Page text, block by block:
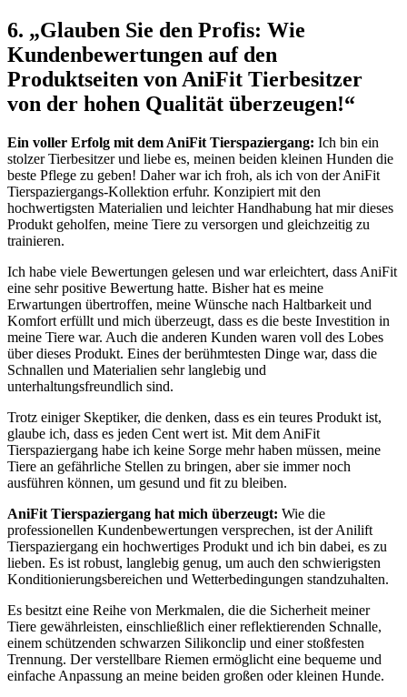
6. „Glauben Sie‌ den Profis: Wie
Kundenbewertungen auf den
‌Produktseiten von AniFit Tierbesitzer
von der hohen Qualität überzeugen!“
Ein voller⁢ Erfolg mit dem AniFit Tierspaziergang: Ich bin⁢ ein⁤
stolzer ⁢Tierbesitzer​ und liebe es, meinen beiden kleinen Hunden die
beste Pflege zu⁣ geben! Daher war ich froh, als ich von⁤ der AniFit
Tierspaziergangs-Kollektion erfuhr. Konzipiert mit‌ den
⁣hochwertigsten Materialien⁤ und⁢ leichter Handhabung hat mir dieses
Produkt geholfen, meine⁣ Tiere zu⁣ versorgen⁢ und gleichzeitig zu ​
trainieren.
Ich​ habe viele Bewertungen‌ gelesen und war erleichtert, dass AniFit⁣
eine sehr positive Bewertung hatte. Bisher hat es meine ​
Erwartungen übertroffen, meine Wünsche nach Haltbarkeit und
Komfort erfüllt und mich überzeugt, dass es die beste Investition in
meine Tiere war. Auch ‌die anderen Kunden waren voll des Lobes
über⁤ dieses Produkt. Eines der berühmtesten Dinge war, dass die‌
Schnallen und Materialien sehr langlebig und
unterhaltungsfreundlich sind. ‍
Trotz einiger Skeptiker, die denken, dass es ein teures Produkt ist,
glaube ich, dass es jeden Cent wert ist. Mit dem AniFit⁢
Tierspaziergang habe ich keine Sorge mehr haben müssen, meine
Tiere an⁢ gefährliche Stellen zu bringen,‍ aber sie immer⁤ noch
ausführen können, um gesund ⁢und fit zu bleiben. ​
AniFit​ Tierspaziergang hat ‍mich ⁢überzeugt: Wie‍ die
professionellen Kundenbewertungen versprechen, ist der Anilift
Tierspaziergang ein hochwertiges Produkt und ich bin dabei, es zu
lieben. Es ist robust, langlebig genug, ​um auch den schwierigsten
Konditionierungsbereichen und Wetterbedingungen standzuhalten.
Es ⁤besitzt eine Reihe⁤ von Merkmalen, die die Sicherheit meiner‍
Tiere gewährleisten, ​einschließlich einer reflektierenden Schnalle,
einem schützenden schwarzen Silikonclip und einer stoßfesten
Trennung. Der verstellbare‍ Riemen ⁣ermöglicht eine bequeme und
einfache Anpassung an meine beiden großen oder ⁤kleinen Hunde.